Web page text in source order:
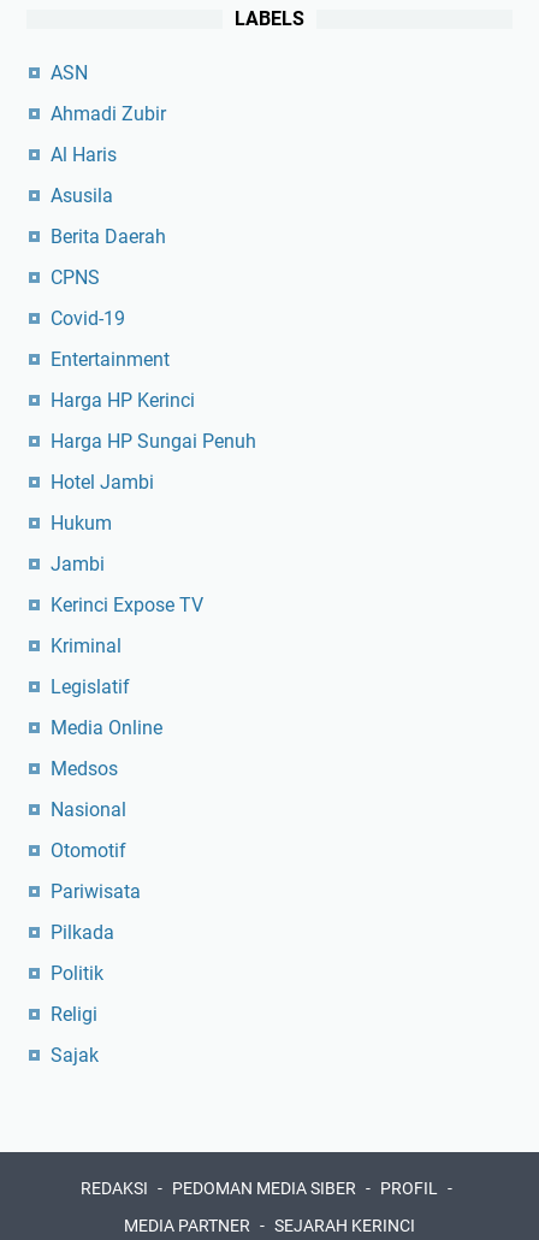
LABELS
ASN
Ahmadi Zubir
Al Haris
Asusila
Berita Daerah
CPNS
Covid-19
Entertainment
Harga HP Kerinci
Harga HP Sungai Penuh
Hotel Jambi
Hukum
Jambi
Kerinci Expose TV
Kriminal
Legislatif
Media Online
Medsos
Nasional
Otomotif
Pariwisata
Pilkada
Politik
Religi
Sajak
REDAKSI PEDOMAN MEDIA SIBER
PROFIL
MEDIA PARTNER
SEJARAH KERINCI